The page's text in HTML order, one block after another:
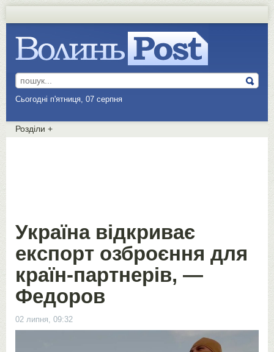
Сьогодні п'ятниця, 07 серпня
Розділи +
Україна відкриває
експорт озброєння для
країн-партнерів, —
Федоров
02 липня, 09:32